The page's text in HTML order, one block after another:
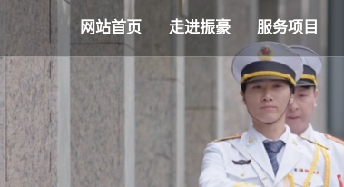
网站首页 走进振豪 服务项目